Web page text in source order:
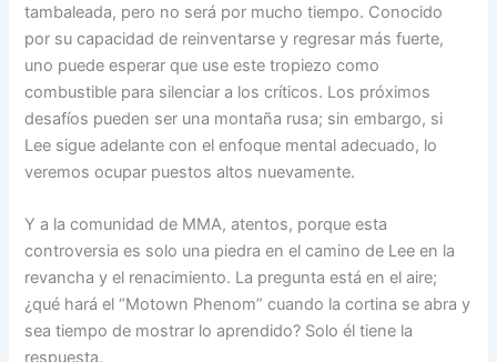
tambaleada, pero no será por mucho tiempo. Conocido
por su capacidad de reinventarse y regresar más fuerte,
uno puede esperar que use este tropiezo como
combustible para silenciar a los críticos. Los próximos
desafíos pueden ser una montaña rusa; sin embargo, si
Lee sigue adelante con el enfoque mental adecuado, lo
veremos ocupar puestos altos nuevamente.
Y a la comunidad de MMA, atentos, porque esta
controversia es solo una piedra en el camino de Lee en la
revancha y el renacimiento. La pregunta está en el aire;
¿qué hará el “Motown Phenom” cuando la cortina se abra y
sea tiempo de mostrar lo aprendido? Solo él tiene la
respuesta.